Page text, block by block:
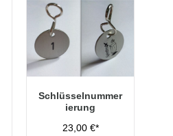
Schlüsselnummer
ierung
23,00 €*